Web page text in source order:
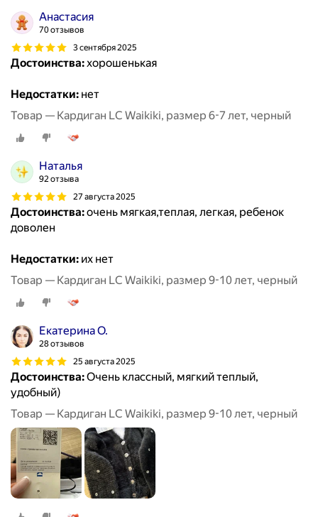
Анастасия
70 отзывов
3 сентября 2025
Достоинства:хорошенькая
Недостатки: нет
Товар — Кардиган LC Waikiki, размер 6-7 лет, черный
Наталья
92 отзыва
27 августа 2025
Достоинства:очень мягкая,теплая, легкая, ребенок
доволен
Недостатки: их нет
Товар — Кардиган LC Waikiki, размер 9-10 лет, черный
Екатерина О.
28 отзывов
25 августа 2025
Достоинства:Очень классный, мягкий теплый,
удобный)
Товар — Кардиган LC Waikiki, размер 9-10 лет, черный